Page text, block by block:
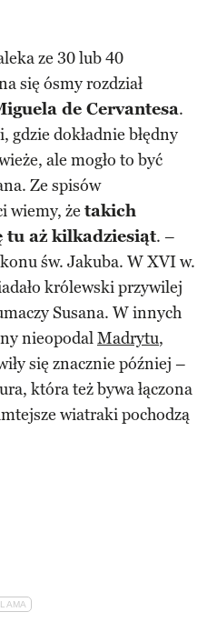
ze 30 lub 40
się ósmy rozdział
de Cervantesa.
gdzie dokładnie błędny
ale mogło to być
Ze spisów
wiemy, że takich
tu aż kilkadziesiąt. –
św. Jakuba. W XVI w.
królewski przywilej
Susana. W innych
nieopodalMadrytu,
się znacznie później –
która też bywa łączona
wiatraki pochodzą